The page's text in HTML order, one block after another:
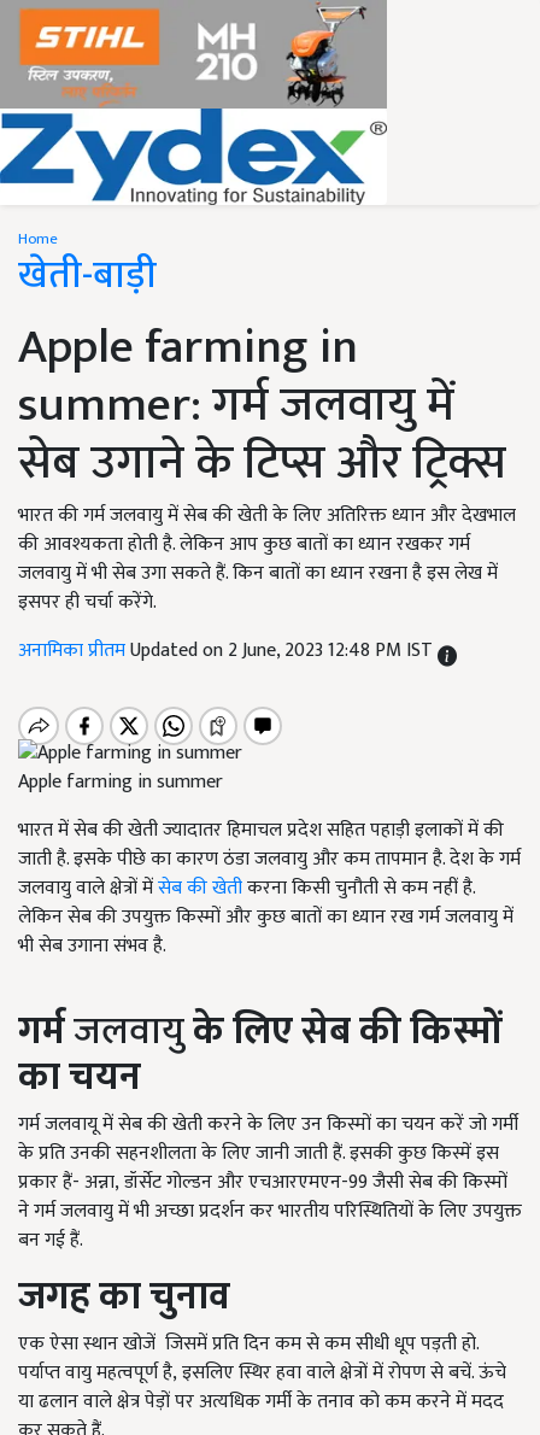
Home
खेती-बाड़ी
Apple farming in
summer: गर्म जलवायु में
सेब उगाने के टिप्स और ट्रिक्स
भारत की गर्म जलवायु में सेब की खेती के लिए अतिरिक्त ध्यान और देखभाल
की आवश्यकता होती है. लेकिन आप कुछ बातों का ध्यान रखकर गर्म
जलवायु में भी सेब उगा सकते हैं. किन बातों का ध्यान रखना है इस लेख में
इसपर ही चर्चा करेंगे.
अनामिका प्रीतमUpdated on 2 June, 2023 12:48 PM IST
Apple farming in summer
भारत में सेब की खेतीज्यादातर हिमाचल प्रदेश सहित पहाड़ी इलाकों में की
जाती है. इसके पीछे का कारण ठंडा जलवायु और कम तापमान है. देश के गर्म
जलवायु वाले क्षेत्रों मेंसेब की खेतीकरना किसी चुनौती से कम नहीं है.
लेकिन सेब की उपयुक्त किस्मों और कुछ बातों का ध्यान रख गर्म जलवायु में
भी सेब उगाना संभव है.
गर्मजलवायुके लिए सेब की किस्मों
का चयन
गर्म जलवायू में सेब की खेती करने के लिए उन किस्मों का चयन करें जो गर्मी
के प्रति उनकी सहनशीलता के लिए जानी जाती हैं. इसकी कुछ किस्में इस
प्रकार हैं- अन्ना,डॉर्सेट गोल्डन और एचआरएमएन-99जैसी सेब की किस्मों
ने गर्म जलवायु में भी अच्छा प्रदर्शन कर भारतीय परिस्थितियों के लिए उपयुक्त
बन गई हैं.
जगह का चुनाव
एक ऐसा स्थान खोजें जिसमें प्रति दिन कम से कम सीधी धूप पड़ती हो.
पर्याप्त वायु महत्वपूर्ण है,इसलिए स्थिर हवा वाले क्षेत्रों में रोपण से बचें. ऊंचे
या ढलान वाले क्षेत्र पेड़ों पर अत्यधिक गर्मी के तनाव को कम करने में मदद